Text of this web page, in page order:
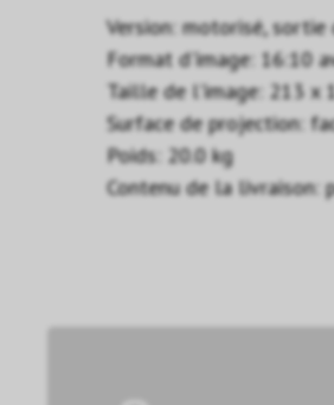
Version: motorisé, sortie
Format d'image: 16:10
Taille de l'image: 213 x
Surface de projection:
Poids: 20.0 kg
Contenu de la livraison: